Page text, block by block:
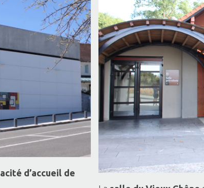
d’accueil de